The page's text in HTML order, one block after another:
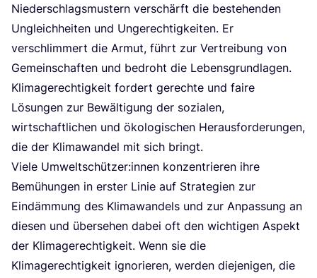
Nie­der­schlags­mus­tern ver­schärft die bestehen­den
Ungleich­hei­ten und Unge­rech­tig­kei­ten. Er
ver­schlim­mert die Armut, führt zur Ver­trei­bung von
Gemein­schaf­ten und bedroht die Lebens­grund­la­gen.
Kli­ma­ge­rech­tig­keit for­dert gerech­te und fai­re
Lösun­gen zur Bewäl­ti­gung der sozia­len,
wirt­schaft­li­chen und öko­lo­gi­schen Her­aus­for­de­run­gen,
die der Kli­ma­wan­del mit sich bringt.
Vie­le Umweltschützer:innen kon­zen­trie­ren ihre
Bemü­hun­gen in ers­ter Linie auf Stra­te­gien zur
Ein­däm­mung des Kli­ma­wan­dels und zur Anpas­sung an
die­sen und über­se­hen dabei oft den wich­ti­gen Aspekt
der Kli­ma­ge­rech­tig­keit. Wenn sie die
Kli­ma­ge­rech­tig­keit igno­rie­ren, wer­den die­je­ni­gen, die